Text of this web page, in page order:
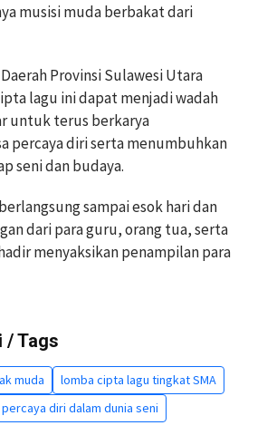
musisi muda berbakat dari
Provinsi Sulawesi Utara
lagu ini dapat menjadi wadah
untuk terus berkarya
percaya diri serta menumbuhkan
seni dan budaya.
sampai esok hari dan
dari para guru, orang tua, serta
menyaksikan penampilan para
/ Tags
muda
lomba cipta lagu tingkat SMA
diri dalam dunia seni